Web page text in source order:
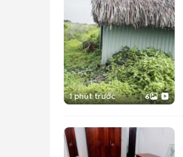
1 phút trước 6